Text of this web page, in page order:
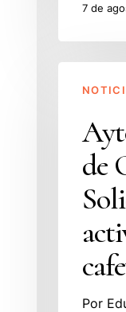
7 de
Santa
Cayón.
licencia
actividad
cafetería
de
Por